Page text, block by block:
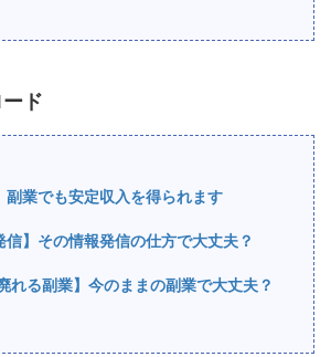
ド
副業でも安定収入を得られます
信】その情報発信の仕方で大丈夫？
れる副業】今のままの副業で大丈夫？